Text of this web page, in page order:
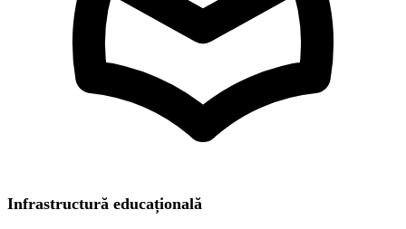
Infrastructură educațională